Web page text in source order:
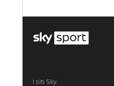
I siti Sky: